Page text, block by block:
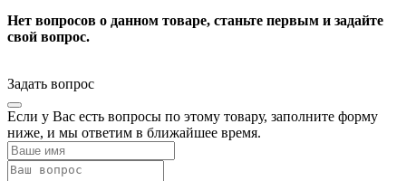
Нет вопросов о данном товаре, станьте первым и задайте
свой вопрос.
Задать вопрос
Если у Вас есть вопросы по этому товару, заполните форму
ниже, и мы ответим в ближайшее время.